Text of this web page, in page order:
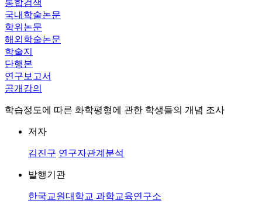
통합검색
국내학술논문
학위논문
해외학술논문
학술지
단행본
연구보고서
공개강의
학습정도에 따른 화학평형에 관한 학생들의 개념 조사
저자
김진구 연구자관계분석
발행기관
한국교원대학교 과학교육연구소